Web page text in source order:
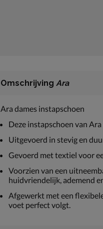
Omschrijving Ara
Ara dames instapschoen
Deze instapschoen van
Uitgevoerd in stevig en
Gevoerd met textiel voor
Voorzien van een
huidvriendelijk, ademend
Afgewerkt met een
voet perfect volgt.